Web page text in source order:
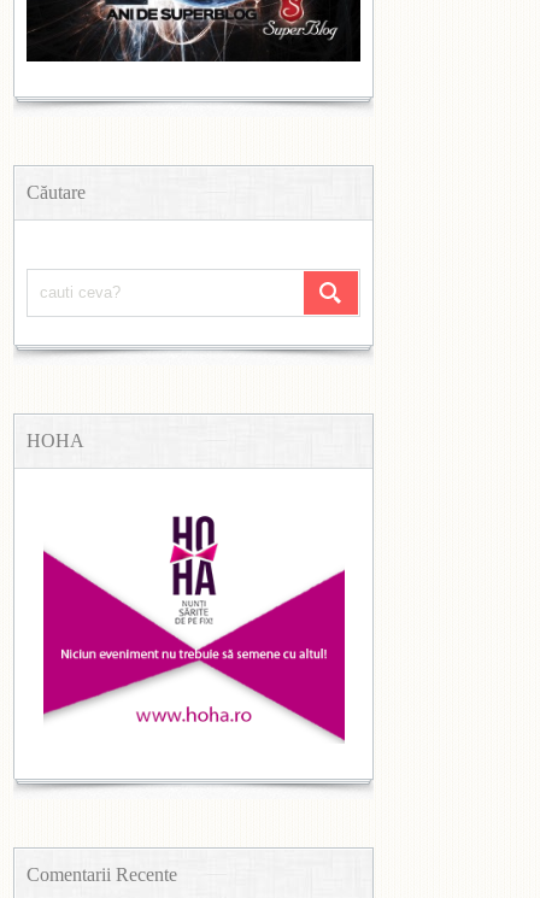
Căutare
HOHA
Comentarii Recente